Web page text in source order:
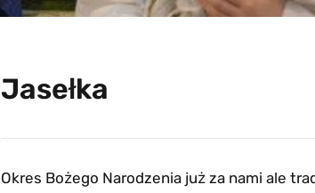
Jasełka
Okres Bożego Narodzenia już za nami ale